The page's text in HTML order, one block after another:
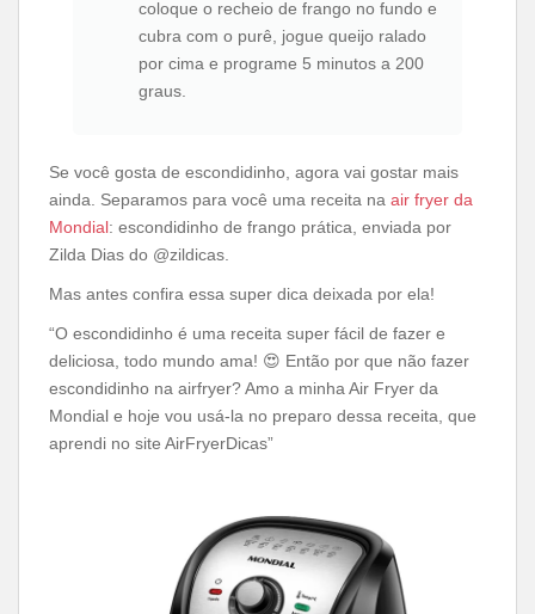
coloque o recheio de frango no fundo e
cubra com o purê, jogue queijo ralado
por cima e programe 5 minutos a 200
graus.
Se você gosta de escondidinho, agora vai gostar mais
ainda. Separamos para você uma receita na air fryer da
Mondial: escondidinho de frango prática, enviada por
Zilda Dias do @zildicas.
Mas antes confira essa super dica deixada por ela!
“O escondidinho é uma receita super fácil de fazer e
deliciosa, todo mundo ama! 😍 Então por que não fazer
escondidinho na airfryer? Amo a minha Air Fryer da
Mondial e hoje vou usá-la no preparo dessa receita, que
aprendi no site AirFryerDicas”